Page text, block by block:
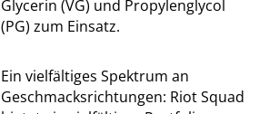
Glycerin (VG) und Propylenglycol
(PG) zum Einsatz.
Ein vielfältiges Spektrum an
Geschmacksrichtungen: Riot Squad